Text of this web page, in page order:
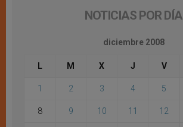
NOTICIAS POR DÍA
diciembre 2008
L M X J V
1 2 3 4 5
8 9 10 11 12